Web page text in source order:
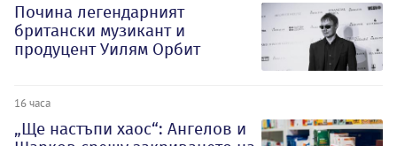
Почина легендарният
британски музикант и
продуцент Уилям Орбит
16 часа
„Ще настъпи хаос“: Ангелов и